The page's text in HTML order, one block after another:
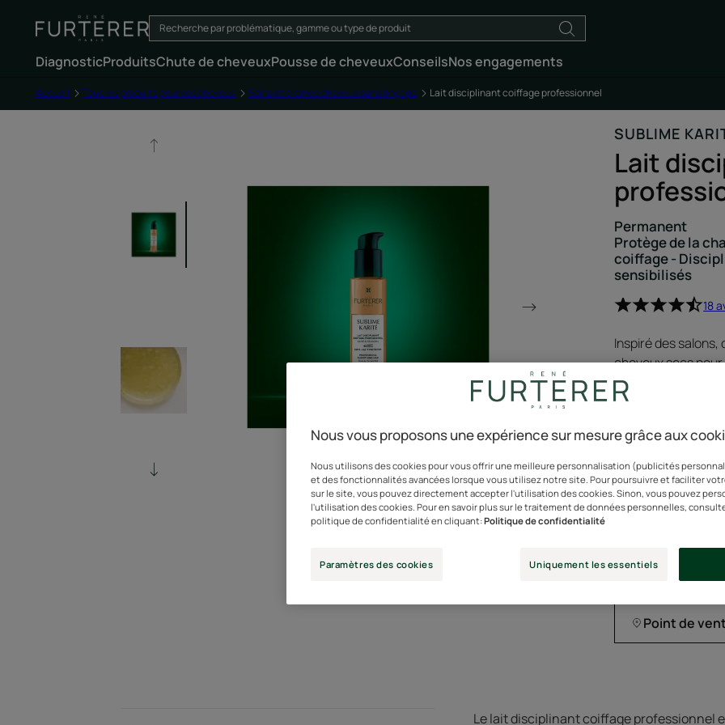
DiagnosticProduitsChute de cheveuxPousse de cheveuxConseilsNos engagements
Accueil Tous les produits pour vos cheveux Soins et crèmes cheveux sans rinçage Lait disciplinant coiffage professionnel
SUBLIME
Lait
Permanent
Protège de la
coiffage -
sensibilisés
18
Inspiré des
cheveux secs
Cheveux
¹64% d'accords
Le lait coiffant à la
les frisottis
¹64% d'accords
Flacon pompe
Point de
Le lait disciplinant coiffage professionnel
Nous vous proposons une expérience sur mesure grâce aux
Nous utilisons des cookies pour vous offrir une meilleure personnalisation (publicités
et des fonctionnalités avancées lorsque vous utilisez notre site. Pour poursuivre et faciliter
sur le site, vous pouvez directement accepter l'utilisation des cookies. Sinon, vous pouvez
l'utilisation des cookies. Pour en savoir plus sur le traitement de données personnelles,
politique de confidentialité en cliquant:Politique de confidentialité
Paramètres des cookies Uniquement les essentiels